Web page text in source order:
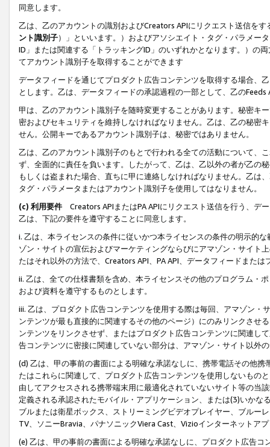
同意します。
乙は、乙のアカウントの識別およびCreators APIにリクエスト送信を
ント識別子）」といいます。）およびアソシエイト・タグ・パラメー
ID」または関連する「トラッキングID」のいずれかとなります。）の
てアカウント識別子を取得することができます
データフィードを通じてプロダクト広告コンテンツを取得する場合、
とします。乙は、データフィードの承認過程の一部として、乙の
甲は、乙のアカウント識別子を随時変更することがあります。秘密キ
密およびセキュリティを維持しなければなりません。乙は、乙の秘密
せん。公開キーであるアカウント識別子は、秘密ではありません。
乙は、乙のアカウント識別子のもとで行われる全ての活動について、
ず、全面的に責任を負います。したがって、乙は、乙以外の者が乙の
もしくは盗まれた場合、直ちに甲に連絡しなければなりません。乙は
タグ・パラメータまたはアカウント識別子を使用してはなりません。
(c) 利用要件 Creators APIまたはPA APIにリクエスト送信を行う、デ
乙は、下記の要件を遵守することに同意します。
i. 乙は、本ライセンスの条件に従いかつ本ライセンスの条件の明示的
ゾン・サイトの宣伝およびマーケティングならびにアマゾン・サイト
たはそれ以外の方法で、Creators API、PA API、データフィードまた
ii. 乙は、全ての仕様書類を含め、本ライセンスその他のプログラム・
および資料を遵守するものとします。
iii. 乙は、プロダクト広告コンテンツを使用する際は毎回、アマゾン
ンテンツが最も直接的に関連するその他のページ）にのみリンクさせ
ンテンツをリンクさせず、またはプロダクト広告コンテンツに関連し
告コンテンツに密接に関連していない部分は、アマゾン・サイト以外
(d) 乙は、甲の事前の書面による明確な承諾なしに、携帯電話その他
たはこれらに関連して、プロダクト広告コンテンツを使用しないもの
由してアクセスされる携帯端末用に最適化されていないサイト等の当
定義される承認されたモバイル・アプリケーション、または(3)いか
ブルまたは衛星ボックス、ストリーミングビデオプレイヤー、ブルー
TV、ソニーBravia、パナソニックViera Cast、Vizioインターネットア
(e) 乙は、甲の事前の書面による明確な承諾なしに、プロダクト広告